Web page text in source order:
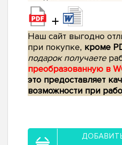
+
Наш сайт выгодно
при покупке, кроме
подарок получаете
преобразованную в
это предоставляет
возможности при